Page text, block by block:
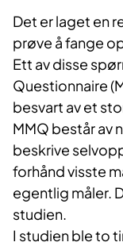
Det er laget en
prøve å fange
Ett av disse
Questionnaire
besvart av et
MMQ består av
beskrive
forhånd visste
egentlig måler.
studien.
I studien ble to